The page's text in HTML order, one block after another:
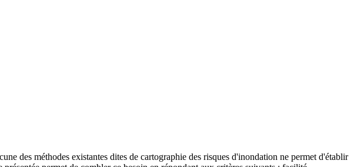
des méthodes existantes dites de cartographie des risques d'inondation ne permet d'établir